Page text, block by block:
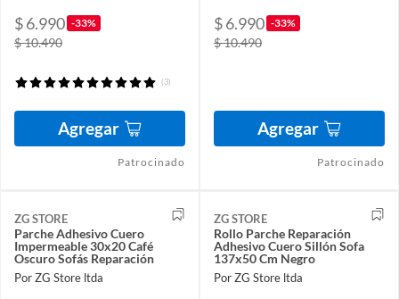
$ 6.990 -33%
$ 10.490
(3)
Agregar
Patrocinado
$ 6.990 -33%
$ 10.490
Agregar
Patrocinado
ZG STORE
Parche Adhesivo Cuero
Impermeable 30x20 Café
Oscuro Sofás Reparación
Por ZG Store ltda
ZG STORE
Rollo Parche Reparación
Adhesivo Cuero Sillón Sofa
137x50 Cm Negro
Por ZG Store ltda